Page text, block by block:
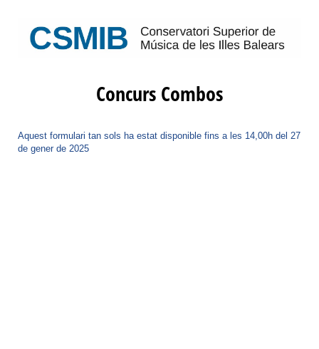
Concurs Combos
Aquest formulari tan sols ha estat disponible fins a les 14,00h del 27
de gener de 2025